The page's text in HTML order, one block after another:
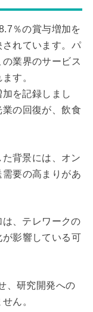
％の賞与増加を
されています。パ
業界のサービス
す。
を記録しまし
の回復が、飲食
背景には、オン
要の高まりがあ
、テレワークの
影響している可
、研究開発への
ん。